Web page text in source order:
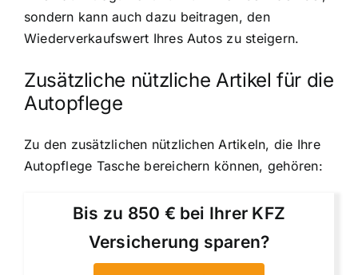
sondern kann auch dazu beitragen, den
Wiederverkaufswert Ihres Autos zu steigern.
Zusätzliche nützliche Artikel für die
Autopflege
Zu den zusätzlichen nützlichen Artikeln, die Ihre
Autopflege Tasche bereichern können, gehören:
Bis zu 850 € bei Ihrer KFZ
Versicherung sparen?